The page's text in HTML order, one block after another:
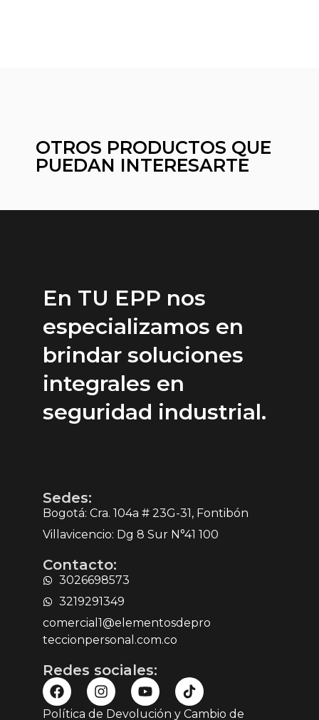
OTROS PRODUCTOS QUE
PUEDAN INTERESARTE
En TU EPP nos
especializamos en
brindar soluciones
integrales en
seguridad industrial.
Sedes:
Bogotá: Cra. 104a # 23G-31, Fontibón
Villavicencio: Dg 8 Sur N°41 100
Contacto:
3026698573
3219291349
comercial1@elementosdepro
teccionpersonal.com.co
Redes sociales:
Política de Devolución y Cambio de